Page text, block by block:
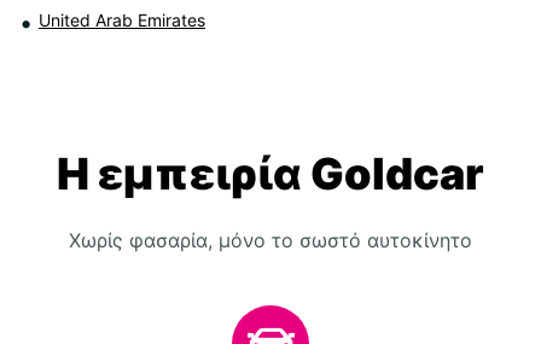
United Arab Emirates
Η εμπειρία Goldcar
Χωρίς φασαρία, μόνο το σωστό αυτοκίνητο